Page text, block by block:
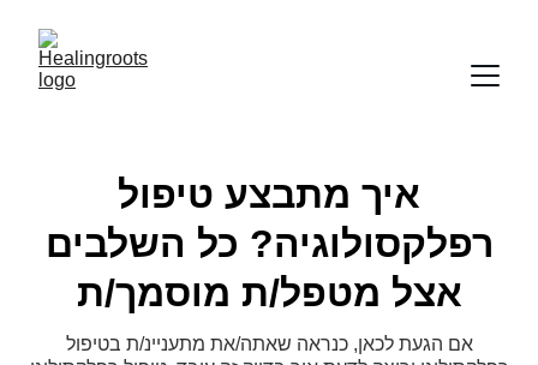
איך מתבצע טיפול
רפלקסולוגיה? כל השלבים
אצל מטפל/ת מוסמך/ת
אם הגעת לכאן, כנראה שאתה/את מתעניינ/ת בטיפול